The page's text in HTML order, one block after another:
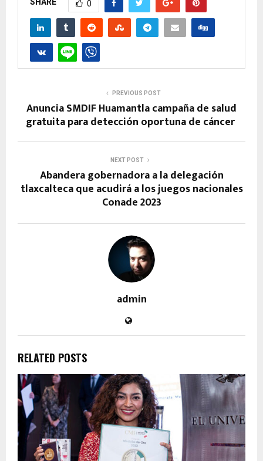
SHARE 0
PREVIOUS POST
Anuncia SMDIF Huamantla campaña de salud
gratuita para detección oportuna de cáncer
NEXT POST
Abandera gobernadora a la delegación
tlaxcalteca que acudirá a los juegos nacionales
Conade 2023
admin
RELATED POSTS